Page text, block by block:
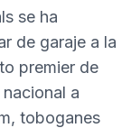
se ha
de garaje a la
premier de
a
toboganes